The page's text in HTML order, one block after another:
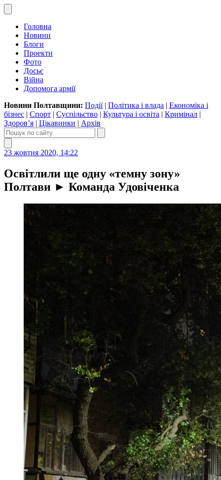
Головна
Новини
Блоги
Проекти
Фото
Досьє
Війна
Допомога армії
Новини Полтавщини: Події| Політика і влада | Економіка і
бізнес | Спорт | Суспільство | Культура і освіта | Кримінал |
Здоров’я | Цікавинки | Архів
23 жовтня 2020, 14:22
Освітлили ще одну «темну зону»
Полтави ► Команда Удовіченка